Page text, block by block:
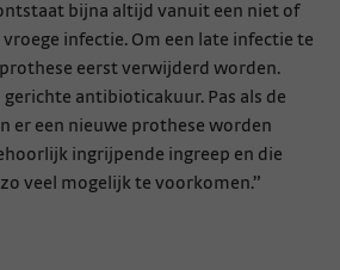
bijna altijd vanuit een niet of
infectie. Om een late infectie te
eerst verwijderd worden.
antibioticakuur. Pas als de
er een nieuwe prothese worden
ingrijpende ingreep en die
veel mogelijk te voorkomen.”